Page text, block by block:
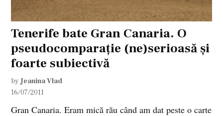
Tenerife bate Gran Canaria. O
pseudocomparație (ne)serioasă și
foarte subiectivă
by Jeanina Vlad
16/07/2011
Gran Canaria. Eram mică rău când am dat peste o carte